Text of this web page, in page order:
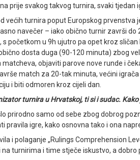
prije svakog takvog turnira, svaki
većih turnira poput Europskog prvenstva
navečer – iako obično turnir završi
s početkom u 9h ujutro pa opet kroz
dosta duga (90-120 minuta) zbog
objaviti parove nove runde i
match za 20-tak minuta, većini
i biti odmoren kroz cijeli dan.
turnira u Hrvatskoj, ti si i sudac.
prirodno samo od sebe zbog dobrog
pravila igre, kako osnovna tako i ona
i polaganje „Rulings Comprehension
na turnirima i time stječe iskustvo, a